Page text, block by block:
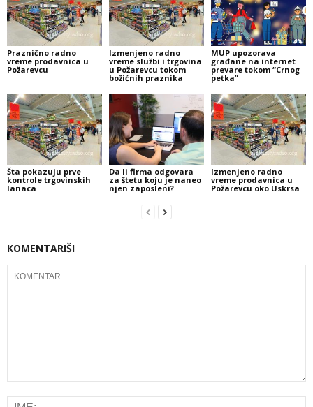
Praznično radno
vreme prodavnica u
Požarevcu
Izmenjeno radno
vreme službi i trgovina
u Požarevcu tokom
božićnih praznika
MUP upozorava
građane na internet
prevare tokom “Crnog
petka”
Šta pokazuju prve
kontrole trgovinskih
lanaca
Da li firma odgovara
za štetu koju je naneo
njen zaposleni?
Izmenjeno radno
vreme prodavnica u
Požarevcu oko Uskrsa
KOMENTARIŠI